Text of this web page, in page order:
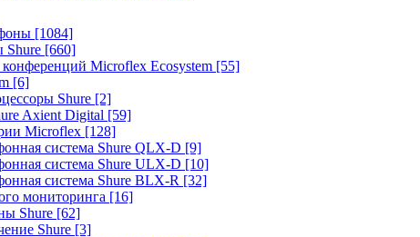
[1084]
Shure [660]
конференций Microflex Ecosystem [55]
[6]
Shure [2]
Axient Digital [59]
Microflex [128]
система Shure QLX-D [9]
система Shure ULX-D [10]
система Shure BLX-R [32]
мониторинга [16]
Shure [62]
Shure [3]